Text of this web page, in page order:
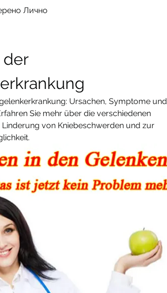
Лично
Ursachen, Symptome und
Sie mehr über die verschiedenen
von Kniebeschwerden und zur